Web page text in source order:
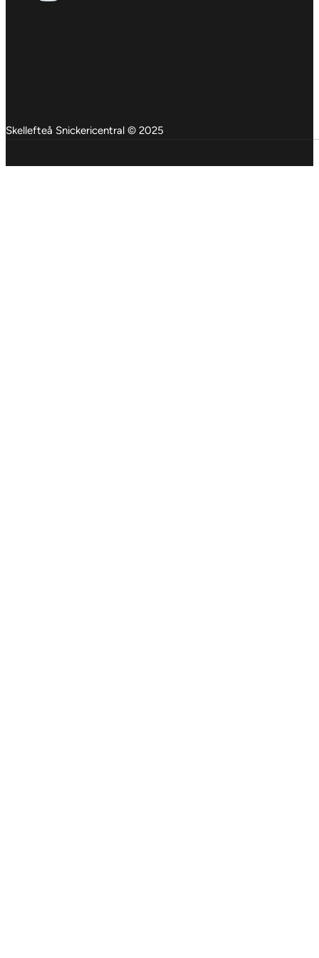
Skellefteå Snickericentral © 2025